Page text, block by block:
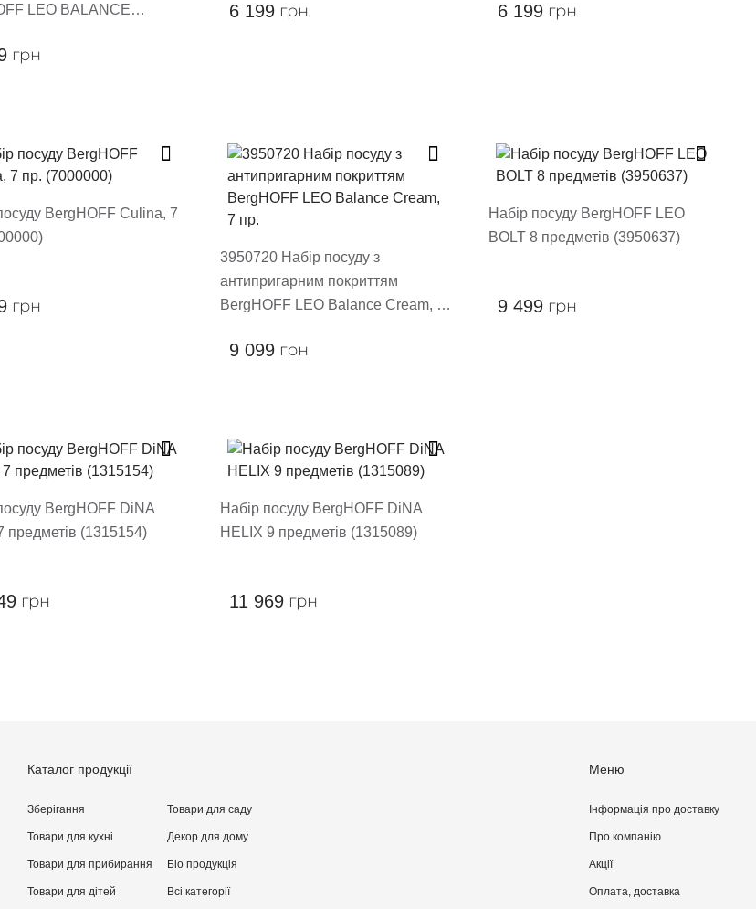
LEO BALANCE
грн
6 199 грн 6 199 грн
BergHOFF Culina, 7
грн
3950720 Набір посуду з
антипригарним покриттям
BergHOFF LEO Balance Cream, 7
9 099 грн
Набір посуду BergHOFF LEO
BOLT 8 предметів (3950637)
9 499 грн
BergHOFF DiNA
предметів (1315154)
грн
Набір посуду BergHOFF DiNA
HELIX 9 предметів (1315089)
11 969 грн
Каталог продукції
Зберігання
Товари для кухні
Товари для прибирання
Товари для дітей
Товари для саду
Декор для дому
Бiо продукція
Всі категорії
Меню
Інформація про доставку
Про компанiю
Акції
Оплата, доставка